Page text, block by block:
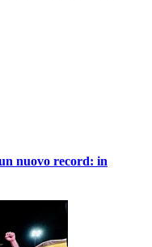
nuovo record: in